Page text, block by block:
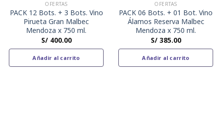
OFERTAS
PACK 12 Bots. + 3 Bots. Vino
Pirueta Gran Malbec
Mendoza x 750 ml.
S/400.00
Añadir al carrito
OFERTAS
PACK 06 Bots. + 01 Bot. Vino
Álamos Reserva Malbec
Mendoza x 750 ml.
S/385.00
Añadir al carrito